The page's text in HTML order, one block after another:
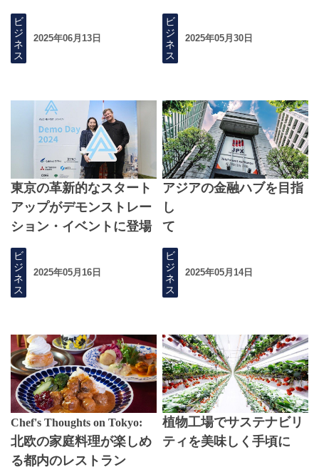
ビ
ジ
ネ
ス
2025年06月13日
ビ
ジ
ネ
ス
2025年05月30日
東京の革新的なスタート
アップがデモンストレー
ション・イベントに登場
ビ
ジ
ネ
ス
2025年05月16日
アジアの金融ハブを目指
し
て
ビ
ジ
ネ
ス
2025年05月14日
Chef's Thoughts on Tokyo:
北欧の家庭料理が楽しめ
る都内のレストラン
植物工場でサステナビリ
ティを美味しく手頃に